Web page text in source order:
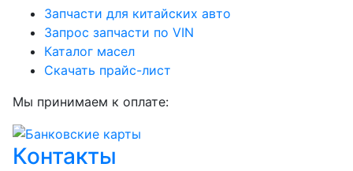
Запчасти для китайских авто
Запрос запчасти по VIN
Каталог масел
Скачать прайс-лист
Мы принимаем к оплате:
Контакты